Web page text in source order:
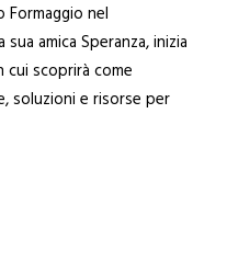
nel
amica Speranza, inizia
scoprirà come
soluzioni e risorse per